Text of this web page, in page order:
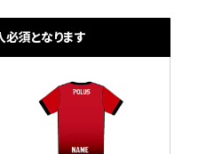
須となります